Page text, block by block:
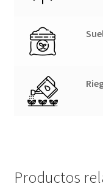
Productos